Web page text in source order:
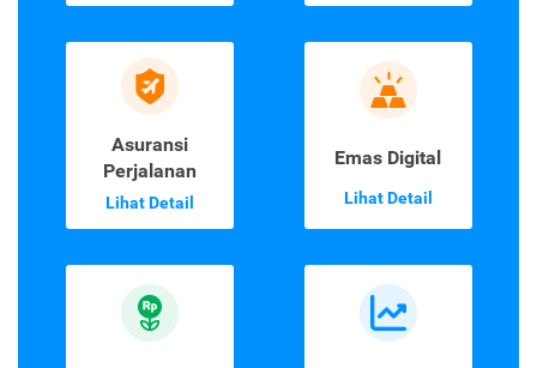
Asuransi
Perjalanan
Lihat Detail
Emas Digital
Lihat Detail